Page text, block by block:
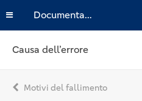
Documentazione
Causa dell’errore
Motivi del fallimento